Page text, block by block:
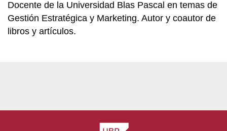
Docente de la Universidad Blas Pascal en temas de
Gestión Estratégica y Marketing. Autor y coautor de
libros y artículos.